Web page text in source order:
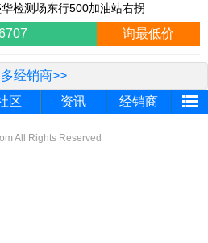
检测场东行500加油站右拐
询最低价
经销商>>
区 资讯 经销商
All Rights Reserved